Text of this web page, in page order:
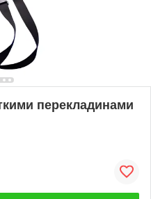
перекладинами